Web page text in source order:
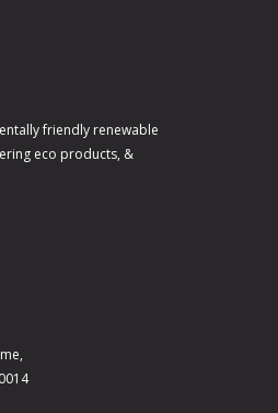
friendly renewable
eco products, &